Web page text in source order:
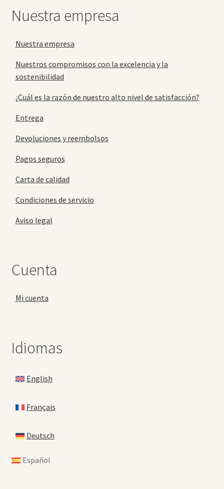
Nuestra empresa
Nuestra empresa
Nuestros compromisos con la excelencia y la
sostenibilidad
¿Cuál es la razón de nuestro alto nivel de satisfacción?
Entrega
Devoluciones y reembolsos
Pagos seguros
Carta de calidad
Condiciones de servicio
Aviso legal
Cuenta
Mi cuenta
Idiomas
English
Français
Deutsch
Español